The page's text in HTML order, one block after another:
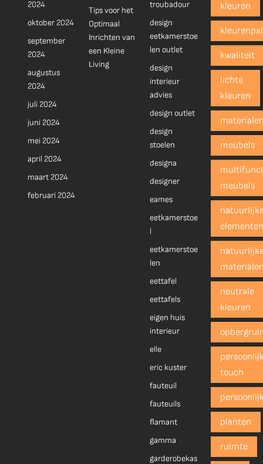
2024
oktober 2024
september
2024
augustus
2024
juli 2024
juni 2024
mei 2024
april 2024
maart 2024
februari 2024
Tips voor het
Optimaal
Inrichten van
een Kleine
Living
troubadour
design
eetkamerstoe
len outlet
design
interieur
advies
design outlet
design
stoelen
designa
designer
eames
eetkamerstoe
l
eetkamerstoe
len
eettafel
eettafels
eigen huis
interieur
elle
eric kuster
fauteuil
fauteuils
flamant
gamma
garderobekas
kleuren
kwaliteit
lichte
kleuren
meubels
meubels
neutrale
kleuren
touch
planten
ruimte